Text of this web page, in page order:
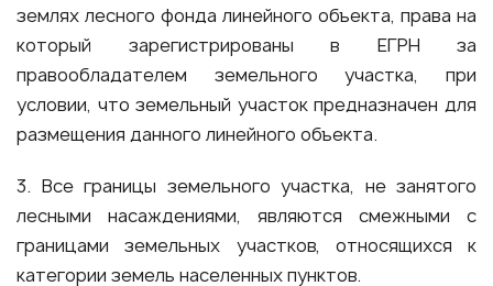
землях лесного фонда линейного объекта, права на
который зарегистрированы в ЕГРН за
правообладателем земельного участка, при
условии, что земельный участок предназначен для
размещения данного линейного объекта.
3. Все границы земельного участка, не занятого
лесными насаждениями, являются смежными с
границами земельных участков, относящихся к
категории земель населенных пунктов.